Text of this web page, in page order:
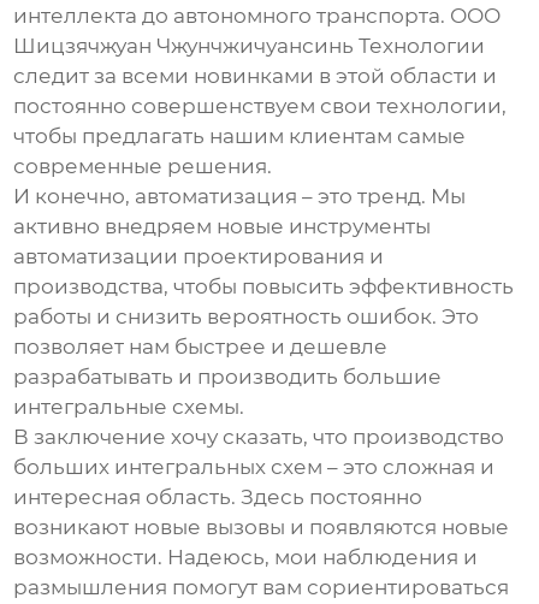
интеллекта до автономного транспорта. ООО
Шицзячжуан Чжунчжичуансинь Технологии
следит за всеми новинками в этой области и
постоянно совершенствуем свои технологии,
чтобы предлагать нашим клиентам самые
современные решения.
И конечно, автоматизация – это тренд. Мы
активно внедряем новые инструменты
автоматизации проектирования и
производства, чтобы повысить эффективность
работы и снизить вероятность ошибок. Это
позволяет нам быстрее и дешевле
разрабатывать и производить большие
интегральные схемы.
В заключение хочу сказать, что производство
больших интегральных схем – это сложная и
интересная область. Здесь постоянно
возникают новые вызовы и появляются новые
возможности. Надеюсь, мои наблюдения и
размышления помогут вам сориентироваться